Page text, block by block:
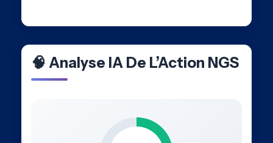
🧠 Analyse IA De L’Action NGS